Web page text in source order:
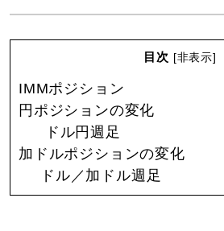
目次 [非表示]
IMMポジション
円ポジションの変化
ドル円週足
加ドルポジションの変化
ドル／加ドル週足